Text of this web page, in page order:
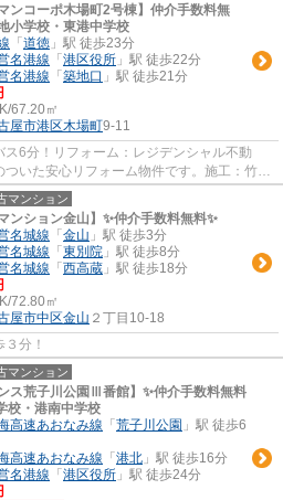
ンコーポ木場町2号棟】仲介手数料無
小学校・東港中学校
「 道徳 」駅 徒歩23分
名港線 「 港区役所 」駅 徒歩22分
名港線 「 築地口 」駅 徒歩21分
67.20㎡
屋市港区木場町9-11
6分！リフォーム：レジデンシャル不動
いた安心リフォーム物件です。施工：竹中
マンション
ンション金山】✨️仲介手数料無料✨️
名城線 「 金山 」駅 徒歩3分
名城線 「 東別院 」駅 徒歩8分
名城線 「 西高蔵 」駅 徒歩18分
72.80㎡
屋市中区金山 ２丁目10-18
分！
マンション
ンス荒子川公園Ⅲ番館】✨️仲介手数料無料
校・港南中学校
高速あおなみ線 「 荒子川公園 」駅 徒歩6
高速あおなみ線 「 港北 」駅 徒歩16分
名港線 「 港区役所 」駅 徒歩24分